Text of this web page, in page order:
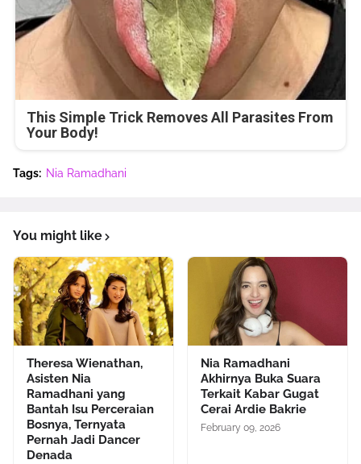
This Simple Trick Removes All Parasites From
Your Body!
Tags: Nia Ramadhani
You might like
Theresa Wienathan,
Asisten Nia
Ramadhani yang
Bantah Isu Perceraian
Bosnya, Ternyata
Pernah Jadi Dancer
Denada
Nia Ramadhani
Akhirnya Buka Suara
Terkait Kabar Gugat
Cerai Ardie Bakrie
February 09, 2026